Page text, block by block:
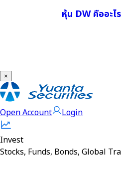
หุ้น DW คืออะไ
×
Open Account Login
Invest
Stocks, Funds, Bonds, Global